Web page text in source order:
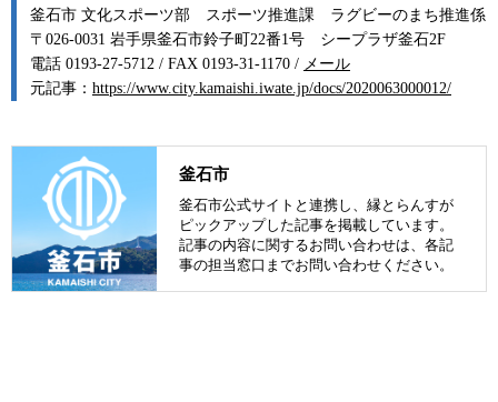
釜石市 文化スポーツ部 スポーツ推進課 ラグビーのまち推進係
〒026-0031 岩手県釜石市鈴子町22番1号 シープラザ釜石2F
電話 0193-27-5712 / FAX 0193-31-1170 / メール
元記事： https://www.city.kamaishi.iwate.jp/docs/2020063000012/
釜石市
釜石市公式サイトと連携し、縁とらんすが
ピックアップした記事を掲載しています。
記事の内容に関するお問い合わせは、各記
事の担当窓口までお問い合わせください。